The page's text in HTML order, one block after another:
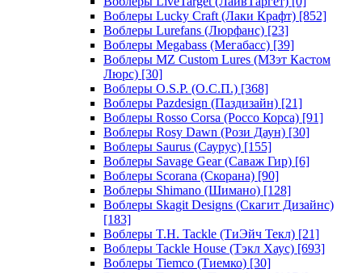
Воблеры Lucky Craft (Лаки Крафт) [852]
Воблеры Lurefans (Люрфанс) [23]
Воблеры Megabass (Мегабасс) [39]
Воблеры MZ Custom Lures (МЗэт Кастом
Люрс) [30]
Воблеры O.S.P. (О.С.П.) [368]
Воблеры Pazdesign (Паздизайн) [21]
Воблеры Rosso Corsa (Россо Корса) [91]
Воблеры Rosy Dawn (Рози Даун) [30]
Воблеры Saurus (Саурус) [155]
Воблеры Savage Gear (Саваж Гир) [6]
Воблеры Scorana (Скорана) [90]
Воблеры Shimano (Шимано) [128]
Воблеры Skagit Designs (Скагит Дизайнс)
[183]
Воблеры T.H. Tackle (ТиЭйч Текл) [21]
Воблеры Tackle House (Тэкл Хаус) [693]
Воблеры Tiemco (Тиемко) [30]